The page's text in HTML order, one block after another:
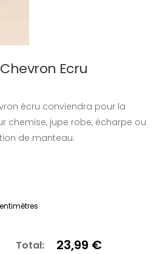
Ecru
écru conviendra pour la
chemise, jupe robe, écharpe ou
de manteau.
Total: 23,99 €